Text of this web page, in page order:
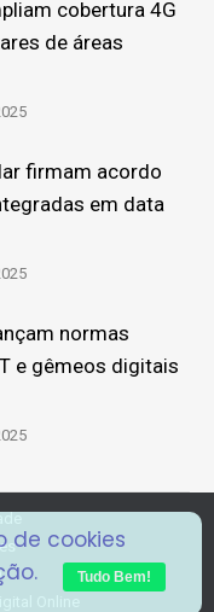
cobertura 4G
de áreas
firmam acordo
em data
normas
e gêmeos digitais
de cookies
Tudo Bem!